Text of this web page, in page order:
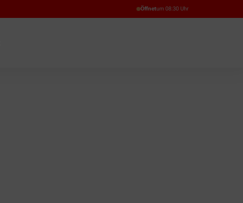
Öffnetum 08:30 Uhr